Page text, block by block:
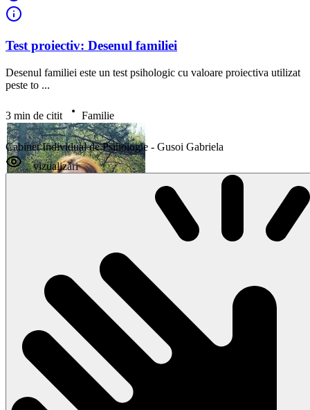
Test proiectiv: Desenul familiei
Desenul familiei este un test psihologic cu valoare proiectiva utilizat
peste to ...
3 min de citit Familie
Cabinet Individual de Psihologie - Gusoi Gabriela
vizualizări